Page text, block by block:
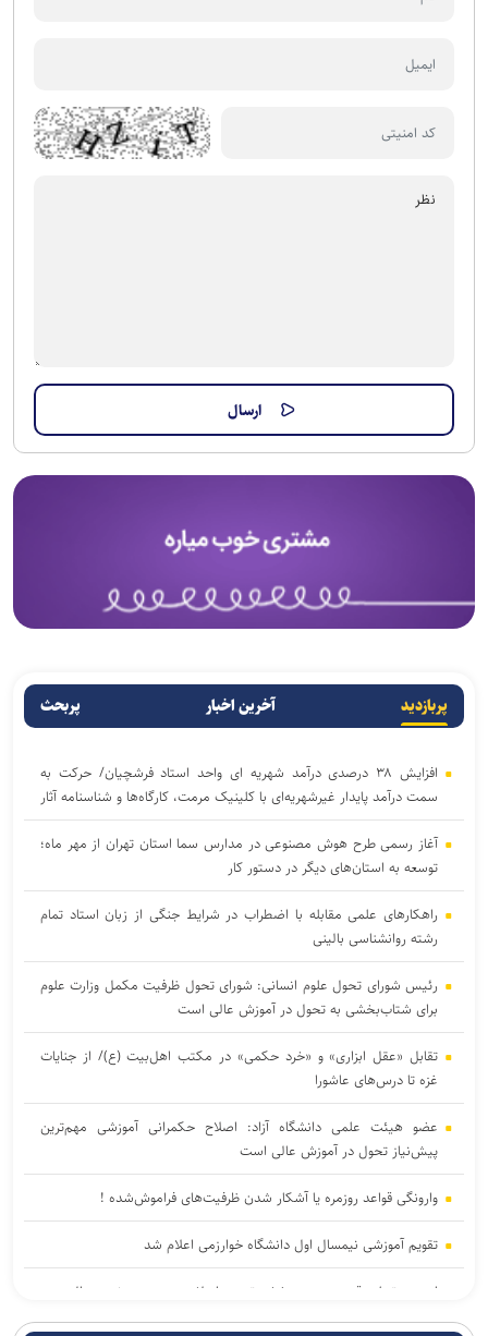
پربازدید آخرین اخبار پربحث
افزایش ۳۸ درصدی درآمد شهریه ای واحد استاد فرشچیان/ حرکت به
سمت درآمد پایدار غیرشهریه‌ای با کلینیک مرمت، کارگاه‌ها و شناسنامه آثار
آغاز رسمی طرح هوش مصنوعی در مدارس سما استان تهران از مهر ماه؛
توسعه به استان‌های دیگر در دستور کار
راهکارهای علمی مقابله با اضطراب در شرایط جنگی از زبان استاد تمام
رشته روانشناسی بالینی
رئیس شورای تحول علوم انسانی: شورای تحول ظرفیت مکمل وزارت علوم
برای شتاب‌بخشی به تحول در آموزش عالی است
تقابل «عقل ابزاری» و «خرد حکمی» در مکتب اهل‌بیت (ع)/ از جنایات
غزه تا درس‌های عاشورا
عضو هیئت علمی دانشگاه آزاد: اصلاح حکمرانی آموزشی مهم‌ترین
پیش‌نیاز تحول در آموزش عالی است
وارونگی قواعد روزمره یا آشکار شدن ظرفیت‌های فراموش‌شده !
تقویم آموزشی نیمسال اول دانشگاه خوارزمی اعلام شد
اربعین تجلی قدرت هویت‌بخش تمدن اسلامی و دست نصرت الهی در